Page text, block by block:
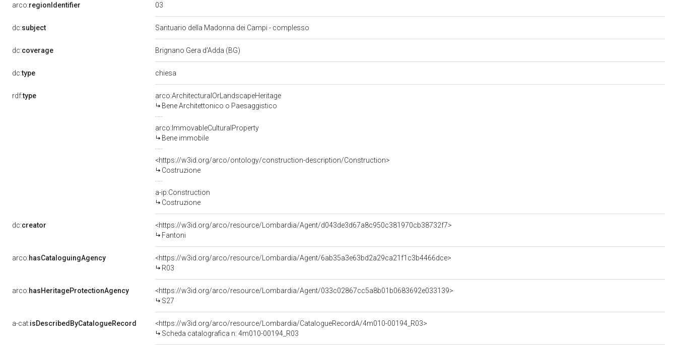
arco:regionIdentifier 03
dc:subject Santuario della Madonna dei Campi - complesso
dc:coverage Brignano Gera d'Adda (BG)
dc:type chiesa
rdf:type
arco:ArchitecturalOrLandscapeHeritage
Bene Architettonico o Paesaggistico
arco:ImmovableCulturalProperty
Bene immobile
<https://w3id.org/arco/ontology/construction-description/Construction>
Costruzione
a-ip:Construction
Costruzione
dc:creator
<https://w3id.org/arco/resource/Lombardia/Agent/d043de3d67a8c950c381970cb38732f7>
Fantoni
arco:hasCataloguingAgency
<https://w3id.org/arco/resource/Lombardia/Agent/6ab35a3e63bd2a29ca21f1c3b4466dce>
R03
arco:hasHeritageProtectionAgency
<https://w3id.org/arco/resource/Lombardia/Agent/033c02867cc5a8b01b0683692e033139>
S27
a-cat:isDescribedByCatalogueRecord
<https://w3id.org/arco/resource/Lombardia/CatalogueRecordA/4m010-00194_R03>
Scheda catalografica n: 4m010-00194_R03